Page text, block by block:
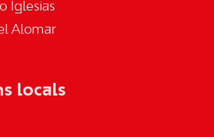
Iglesias
Alomar
locals